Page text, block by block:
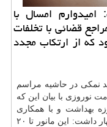
امسال با
قضائی با تخلفات
كه از ارتكاب مجدد
نمكی در حاشیه مراسم
نوروزی با بیان این كه
بهداشت و با همكاری
اورژانس و تعزیرات حكومتی آغاز شد، اظهار داشت: این مانور تا ۲۰